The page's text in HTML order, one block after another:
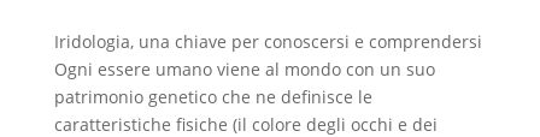
Iridologia, una chiave per conoscersi e comprendersi
Ogni essere umano viene al mondo con un suo
patrimonio genetico che ne definisce le
caratteristiche fisiche (il colore degli occhi e dei